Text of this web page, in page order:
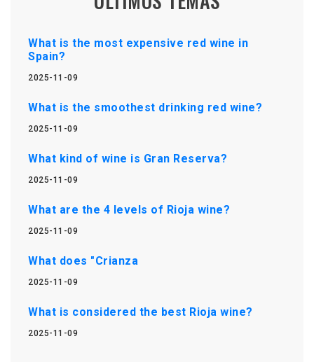
What is the most expensive red wine in
Spain?
2025-11-09
What is the smoothest drinking red wine?
2025-11-09
What kind of wine is Gran Reserva?
2025-11-09
What are the 4 levels of Rioja wine?
2025-11-09
What does "Crianza
2025-11-09
What is considered the best Rioja wine?
2025-11-09